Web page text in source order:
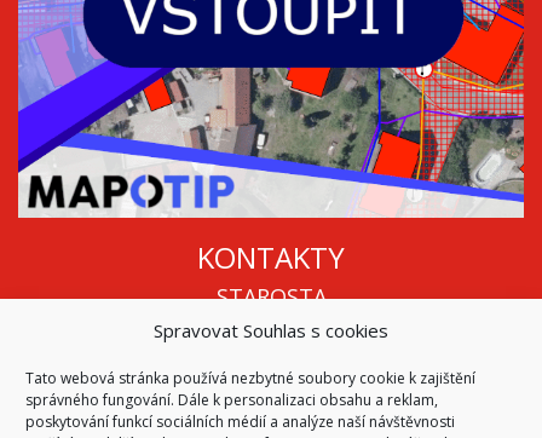
Spravovat Souhlas s cookies
Tato webová stránka používá nezbytné soubory cookie k zajištění
správného fungování. Dále k personalizaci obsahu a reklam,
poskytování funkcí sociálních médií a analýze naší návštěvnosti
KONTAKTY
STAROSTA
Mgr. Roman Vala
info@oukojetice.cz
ÚŘEDNÍ HODINY